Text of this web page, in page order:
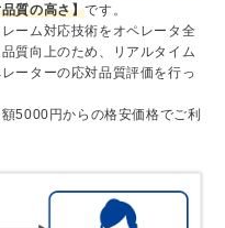
質の高さ】です。
ーム対応技術をオペレータ全
質向上のため、リアルタイム
ーターの応対品質評価を行っ
5000円からの格安価格でご利